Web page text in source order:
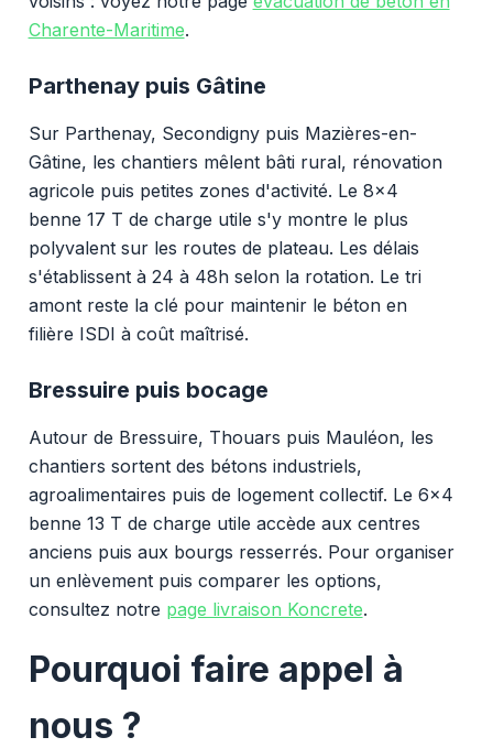
Charente-Maritime.
Parthenay puis Gâtine
Sur Parthenay, Secondigny puis Mazières-en-
Gâtine, les chantiers mêlent bâti rural, rénovation
agricole puis petites zones d'activité. Le 8x4
benne 17 T de charge utile s'y montre le plus
polyvalent sur les routes de plateau. Les délais
s'établissent à 24 à 48h selon la rotation. Le tri
amont reste la clé pour maintenir le béton en
filière ISDI à coût maîtrisé.
Bressuire puis bocage
Autour de Bressuire, Thouars puis Mauléon, les
chantiers sortent des bétons industriels,
agroalimentaires puis de logement collectif. Le 6x4
benne 13 T de charge utile accède aux centres
anciens puis aux bourgs resserrés. Pour organiser
un enlèvement puis comparer les options,
consultez notre page livraison Koncrete.
Pourquoi faire appel à
nous ?